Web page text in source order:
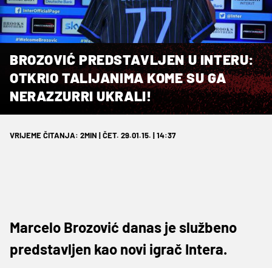
BROZOVIĆ PREDSTAVLJEN U INTERU:
OTKRIO TALIJANIMA KOME SU GA
NERAZZURRI UKRALI!
VRIJEME ČITANJA: 2MIN | ČET. 29.01.15. | 14:37
Marcelo Brozović danas je službeno
predstavljen kao novi igrač Intera.